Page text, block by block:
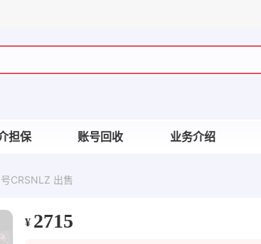
担保 账号回收 业务介绍
CRSNLZ 出售
¥ 2715